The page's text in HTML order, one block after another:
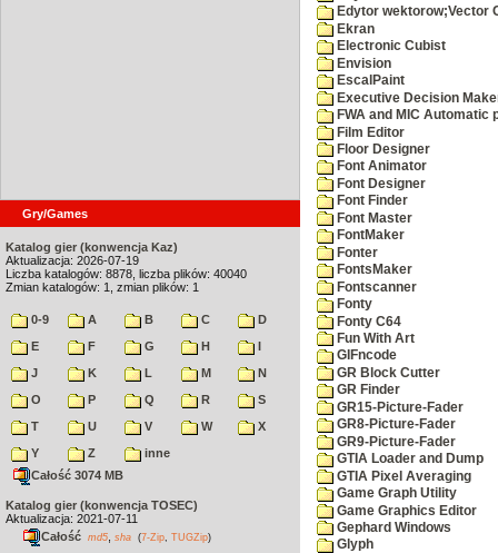
Gry/Games
Katalog gier (konwencja Kaz)
Aktualizacja: 2026-07-19
Liczba katalogów: 8878, liczba plików: 40040
Zmian katalogów: 1, zmian plików: 1
0-9 A B C
D
E
F G H
I
J
K L M
N
O
P Q R
S
T
U V W
X
Y
Z
inne
Całość 3074 MB
Katalog gier (konwencja TOSEC)
Aktualizacja: 2021-07-11
Całość md5 sha (7-Zip TUGZip)
Edytor wektorow;Vector
Ekran
Electronic Cubist
Envision
EscalPaint
Executive Decision
FWA and MIC
Film Editor
Floor Designer
Font Animator
Font Designer
Font Finder
Font Master
FontMaker
Fonter
FontsMaker
Fontscanner
Fonty
Fonty C64
Fun With Art
GIFncode
GR Block Cutter
GR Finder
GR15-Picture-Fader
GR8-Picture-Fader
GR9-Picture-Fader
GTIA Loader and Dump
GTIA Pixel Averaging
Game Graph Utility
Game Graphics Editor
Gephard Windows
Glyph